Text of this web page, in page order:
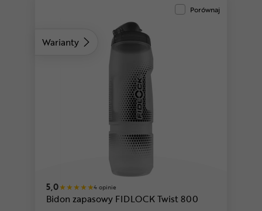
Warianty
Porównaj
5,0 4 opinie
Bidon zapasowy FIDLOCK Twist 800